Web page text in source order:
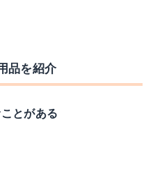
品を紹介
とがある